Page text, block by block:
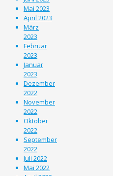
Mai 2023
April 2023
März
2023
Februar
2023
Januar
2023
Dezember
2022
November
2022
Oktober
2022
September
2022
Juli 2022
Mai 2022